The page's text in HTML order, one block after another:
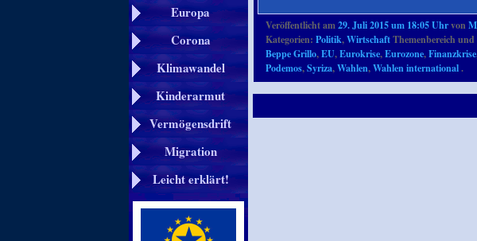
Europa
Corona
Klimawandel
Kinderarmut
Vermögensdrift
Migration
Leicht erklärt!
Veröffentlicht am29. Juli 2015 um 18:05 Uhrvon
Kategorien:Politik,WirtschaftThemenbereich
Beppe Grillo,EU,Eurokrise,Eurozone,Finanzkrise
Podemos,Syriza,Wahlen,Wahlen international.